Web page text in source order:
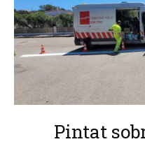
Pintat